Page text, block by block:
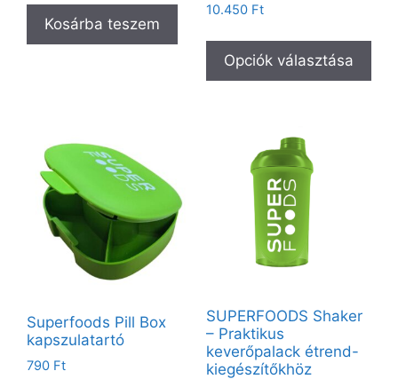
Kosárba teszem
10.450 Ft
Opciók választása
Superfoods Pill Box
kapszulatartó
790 Ft
SUPERFOODS Shaker
– Praktikus
keverőpalack étrend-
kiegészítőkhöz